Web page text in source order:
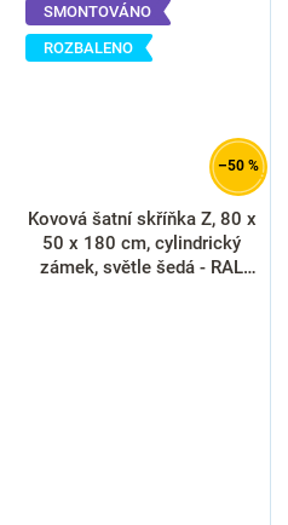
ROZBALENO
SMONTOVÁNO
–50 %
Kovová šatní skříňka Z, 80 x
50 x 180 cm, cylindrický
zámek, světle šedá - RAL